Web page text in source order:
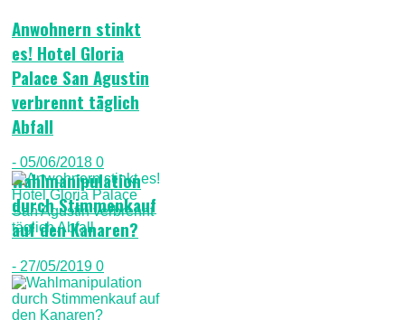
Anwohnern stinkt
es! Hotel Gloria
Palace San Agustin
verbrennt täglich
Abfall
- 05/06/2018 0
Wahlmanipulation
durch Stimmenkauf
auf den Kanaren?
- 27/05/2019 0